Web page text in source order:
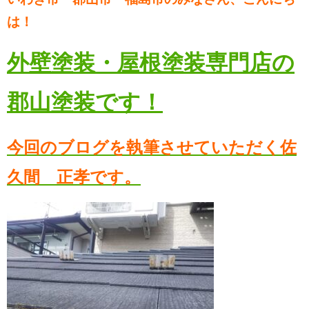
は！
外壁塗装・屋根塗装専門店の
郡山塗装です！
今回のブログを執筆させていただく佐
久間 正孝です。